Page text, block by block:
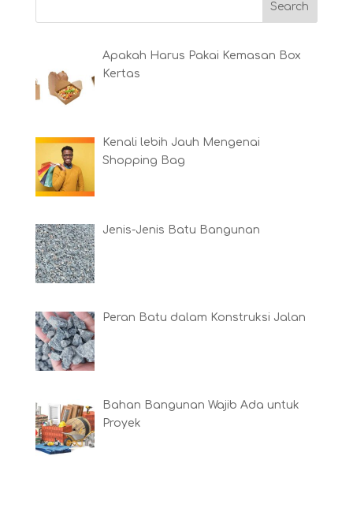
Apakah Harus Pakai Kemasan Box
Kertas
Kenali lebih Jauh Mengenai
Shopping Bag
Jenis-Jenis Batu Bangunan
Peran Batu dalam Konstruksi Jalan
Bahan Bangunan Wajib Ada untuk
Proyek